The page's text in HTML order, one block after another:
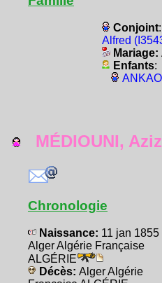
Conjoint:
Alfred
Mariage:
Enfants:
MÉDIOUNI,
Chronologie
Naissance: 11 jan 1855
Alger Algérie Française
ALGÉRIE
Décès: Alger Algérie